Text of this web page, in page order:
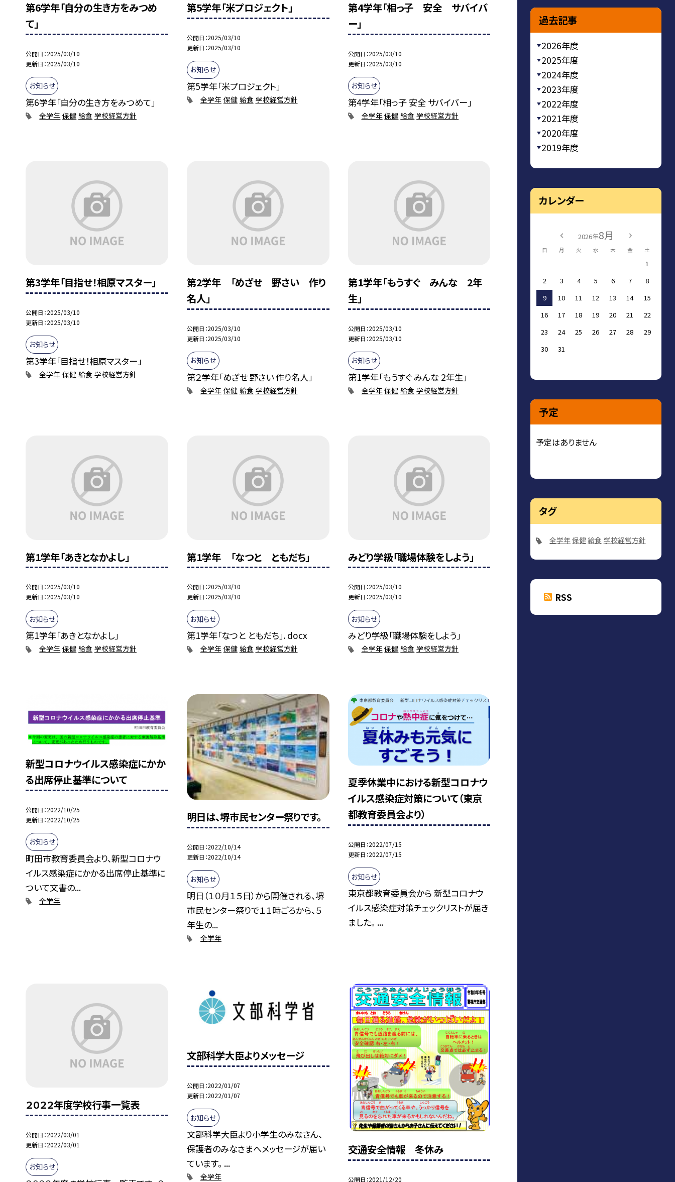
第6学年「自分の生き方をみつめ
て」
公開日 2025/03/10
更新日 2025/03/10
お知らせ
第6学年「自分の生き方をみつめて」
全学年 保健 給食 学校経営方針
第5学年「米プロジェクト」
公開日 2025/03/10
更新日 2025/03/10
お知らせ
第5学年「米プロジェクト」
全学年 保健 給食 学校経営方針
第4学年「相っ子 安全 サバイバ
ー」
公開日 2025/03/10
更新日 2025/03/10
お知らせ
第4学年「相っ子 安全 サバイバー」
全学年保健 給食 学校経営方針
第3学年「目指せ！相原マスター」
公開日 2025/03/10
更新日 2025/03/10
お知らせ
第3学年「目指せ！相原マスター」
全学年 保健 給食 学校経営方針
第2学年 「めざせ 野さい 作り
名人」
公開日 2025/03/10
更新日 2025/03/10
お知らせ
第２学年「めざせ 野さい 作り名人」
全学年 保健 給食 学校経営方針
第1学年「もうすぐ みんな 2年
生」
公開日 2025/03/10
更新日 2025/03/10
お知らせ
第1学年「もうすぐ みんな 2年生」
全学年保健 給食 学校経営方針
第1学年「あきとなかよし」
公開日 2025/03/10
更新日 2025/03/10
お知らせ
第1学年「あきとなかよし」
全学年 保健 給食 学校経営方針
第1学年 「なつと ともだち」
公開日 2025/03/10
更新日 2025/03/10
お知らせ
第1学年「なつと ともだち」. docx
全学年 保健 給食 学校経営方針
みどり学級「職場体験をしよう」
公開日 2025/03/10
更新日 2025/03/10
お知らせ
みどり学級「職場体験をしよう」
全学年保健 給食 学校経営方針
新型コロナウイルス感染症にかか
る出席停止基準について
公開日 2022/10/25
更新日 2022/10/25
お知らせ
町田市教育委員会より、新型コロナウ
イルス感染症にかかる出席停止基準に
ついて文書の...
全学年
明日は、堺市民センター祭りです。
公開日 2022/10/14
更新日 2022/10/14
お知らせ
明日（１０月１５日）から開催される、堺
市民センター祭りで１１時ごろから、５
年生の...
全学年
夏季休業中における新型コロナウ
イルス感染症対策について（東京
都教育委員会より）
公開日 2022/07/15
更新日 2022/07/15
お知らせ
東京都教育委員会から 新型コロナウ
イルス感染症対策チェックリストが届き
ました。 ...
２０２２年度学校行事一覧表
公開日 2022/03/01
更新日 2022/03/01
お知らせ
文部科学大臣よりメッセージ
公開日 2022/01/07
更新日 2022/01/07
お知らせ
文部科学大臣より小学生のみなさん、
保護者のみなさまへメッセージが届い
ています。 ...
全学年
交通安全情報 冬休み
公開日 2021/12/20
過去記事
2026年度
2025年度
2024年度
2023年度
2022年度
2021年度
2020年度
2019年度
カレンダー
2026年8月
日 月 火 水 木 金 土
1
2
3 4 5 6 7
8
9
10 11 12 13 14
15
16
17 18 19 20 21
22
23
24 25 26 27 28
29
30
31
予定
予定はありません
タグ
全学年保健 給食 学校経営方針
RSS